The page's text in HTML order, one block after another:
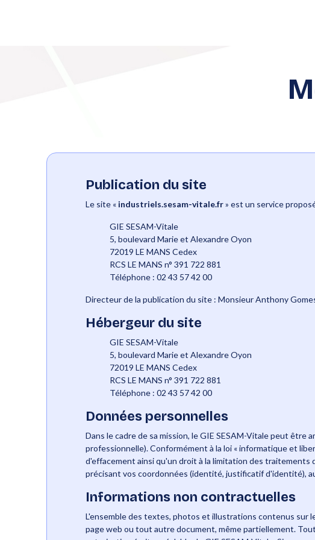
Publication du site
Le site « industriels.sesam-vitale.fr» est un service
GIE SESAM-Vitale
5, boulevard Marie et Alexandre Oyon
72019 LE MANS Cedex
RCS LE MANS n° 391 722 881
Téléphone : 02 43 57 42 00
Directeur de la publication du site : Monsieur Anthony
Hébergeur du site
GIE SESAM-Vitale
5, boulevard Marie et Alexandre Oyon
72019 LE MANS Cedex
RCS LE MANS n° 391 722 881
Téléphone : 02 43 57 42 00
Données personnelles
Dans le cadre de sa mission, le GIE SESAM-Vitale peut
professionnelle). Conformément à la loi « informatique et
d'effacement ainsi qu'un droit à la limitation des traitements
précisant vos coordonnées (identité, justificatif d'identité),
Informations non contractuelles
L'ensemble des textes, photos et illustrations contenus sur
page web ou tout autre document, même partiellement.